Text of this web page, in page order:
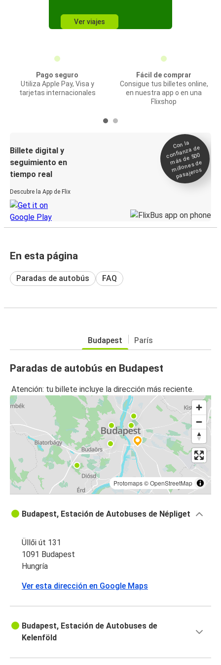
Ver viajes
Pago seguro
Utiliza Apple Pay, Visa y
tarjetas internacionales
Fácil de comprar
Consigue tus billetes online,
en nuestra app o en una
Flixshop
Billete digital y
seguimiento en
tiempo real
Descubre la App de Flix
Con la
confianza de
más de 500
millones de
pasajeros
En esta página
Paradas de autobús FAQ
Budapest París
Paradas de autobús en Budapest
Atención: tu billete incluye la dirección más reciente.
Protomaps©OpenStreetMap
Budapest, Estación de Autobuses de Népliget
Üllői út 131
1091 Budapest
Hungría
Ver esta dirección en Google Maps
Budapest, Estación de Autobuses de
Kelenföld